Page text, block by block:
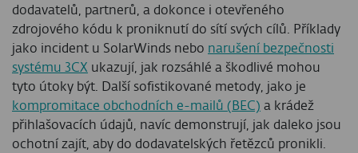
dodavatelů, partnerů, a dokonce i otevřeného
zdrojového kódu k proniknutí do sítí svých cílů. Příklady
jako incident u SolarWinds nebo narušení bezpečnosti
systému 3CX ukazují, jak rozsáhlé a škodlivé mohou
tyto útoky být. Další sofistikované metody, jako je
kompromitace obchodních e-mailů (BEC) a krádež
přihlašovacích údajů, navíc demonstrují, jak daleko jsou
ochotní zajít, aby do dodavatelských řetězců pronikli.